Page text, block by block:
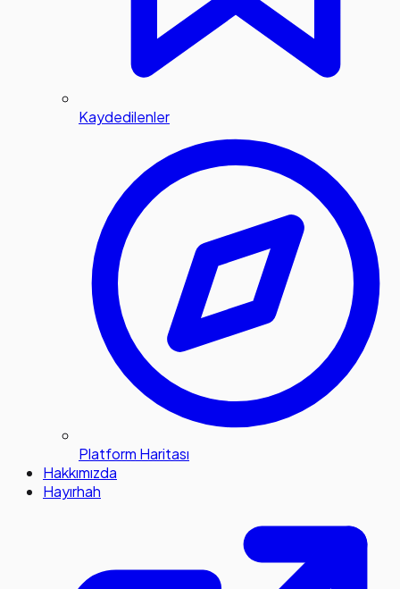
Kaydedilenler
Platform Haritası
Hakkımızda
Hayırhah